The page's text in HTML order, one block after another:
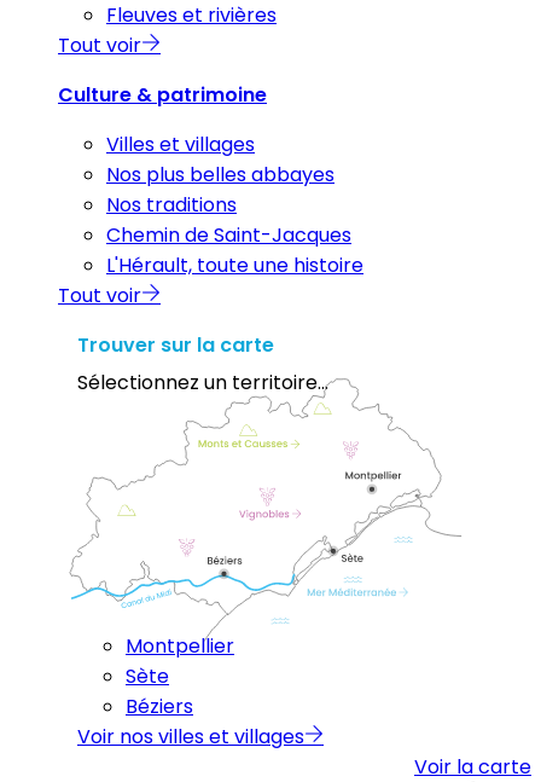
Fleuves et rivières
Tout voir
Culture & patrimoine
Villes et villages
Nos plus belles abbayes
Nos traditions
Chemin de Saint-Jacques
L'Hérault, toute une histoire
Tout voir
Trouver sur la carte
Sélectionnez un territoire...
Montpellier
Sète
Béziers
Voir nos villes et villages
Voir la carte